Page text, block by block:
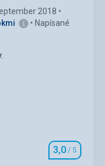
2018
Napísané
3,0/ 5
Hodnotenie
3,0 / 5